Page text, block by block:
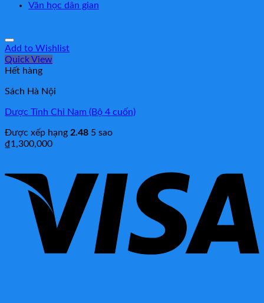
Văn học dân gian
Add to Wishlist
Quick View
Hết hàng
Sách Hà Nội
Dược Tính Chỉ Nam (Bộ 4 cuốn)
Được xếp hạng 2.48 5 sao
₫1,300,000